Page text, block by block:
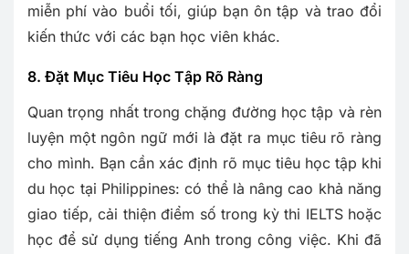
miễn phí vào buổi tối, giúp bạn ôn tập và trao đổi
kiến thức với các bạn học viên khác.
8. Đặt Mục Tiêu Học Tập Rõ Ràng
Quan trọng nhất trong chặng đường học tập và rèn
luyện một ngôn ngữ mới là đặt ra mục tiêu rõ ràng
cho mình. Bạn cần xác định rõ mục tiêu học tập khi
du học tại Philippines: có thể là nâng cao khả năng
giao tiếp, cải thiện điểm số trong kỳ thi IELTS hoặc
học để sử dụng tiếng Anh trong công việc. Khi đã